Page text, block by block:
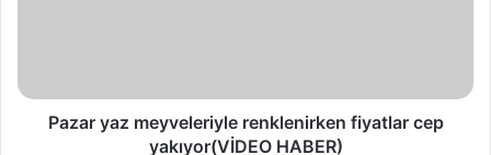
Pazar yaz meyveleriyle renklenirken fiyatlar cep
yakıyor(VİDEO HABER)